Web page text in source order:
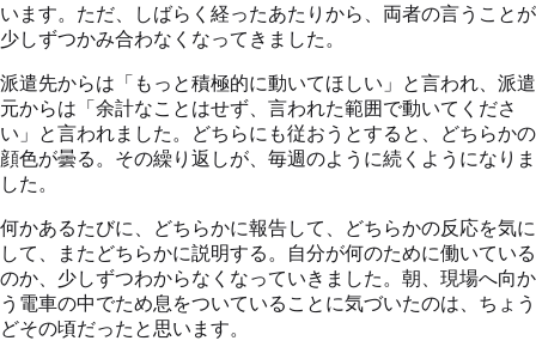
います。ただ、しばらく経ったあたりから、両者の言うことが
少しずつかみ合わなくなってきました。
派遣先からは「もっと積極的に動いてほしい」と言われ、派遣
元からは「余計なことはせず、言われた範囲で動いてくださ
い」と言われました。どちらにも従おうとすると、どちらかの
顔色が曇る。その繰り返しが、毎週のように続くようになりま
した。
何かあるたびに、どちらかに報告して、どちらかの反応を気に
して、またどちらかに説明する。自分が何のために働いている
のか、少しずつわからなくなっていきました。朝、現場へ向か
う電車の中でため息をついていることに気づいたのは、ちょう
どその頃だったと思います。